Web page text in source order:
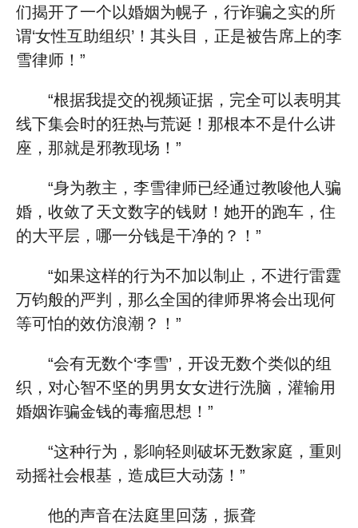
们揭开了一个以婚姻为幌子，行诈骗之实的所
谓‘女性互助组织’！其头目，正是被告席上的李
雪律师！”
“根据我提交的视频证据，完全可以表明其
线下集会时的狂热与荒诞！那根本不是什么讲
座，那就是邪教现场！”
“身为教主，李雪律师已经通过教唆他人骗
婚，收敛了天文数字的钱财！她开的跑车，住
的大平层，哪一分钱是干净的？！”
“如果这样的行为不加以制止，不进行雷霆
万钧般的严判，那么全国的律师界将会出现何
等可怕的效仿浪潮？！”
“会有无数个‘李雪’，开设无数个类似的组
织，对心智不坚的男男女女进行洗脑，灌输用
婚姻诈骗金钱的毒瘤思想！”
“这种行为，影响轻则破坏无数家庭，重则
动摇社会根基，造成巨大动荡！”
他的声音在法庭里回荡，振聋